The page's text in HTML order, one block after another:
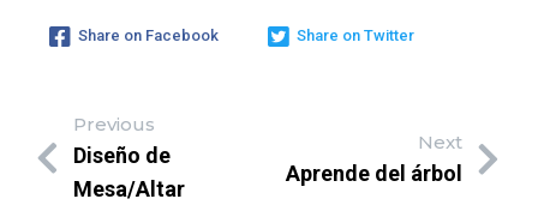
Share on Facebook Share on Twitter
Previous
Diseño de
Mesa/Altar
Next
Aprende del árbol